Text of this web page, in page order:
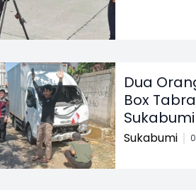
Dua
Box
Sukabumi
Sukabumi